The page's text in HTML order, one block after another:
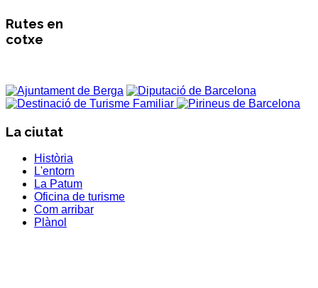
Rutes en
cotxe
La ciutat
Història
L'entorn
La Patum
Oficina de turisme
Com arribar
Plànol